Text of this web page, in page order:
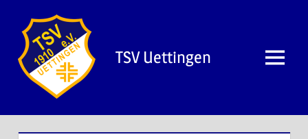
TSV Uettingen